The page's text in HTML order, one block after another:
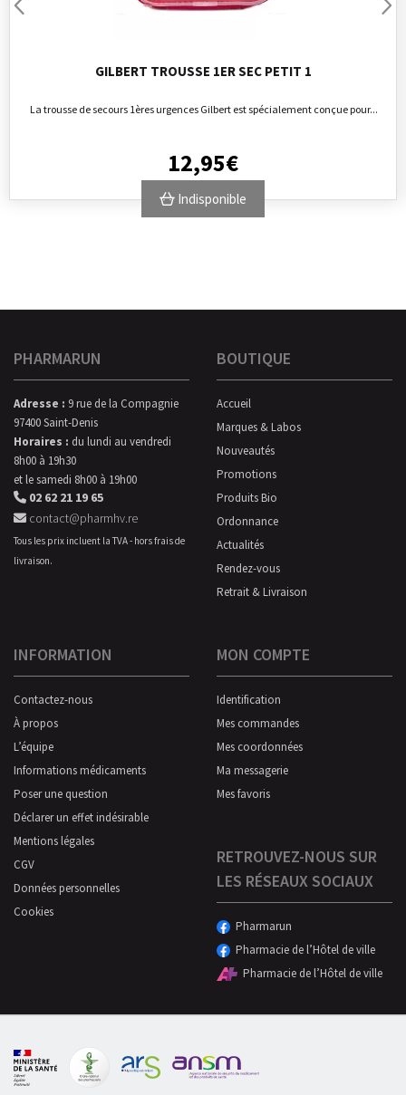
GILBERT TROUSSE 1ER SEC PETIT 1
La trousse de secours 1ères urgences Gilbert est spécialement conçue pour...
12,95€
Indisponible
PHARMARUN
Adresse : 9 rue de la Compagnie
97400 Saint-Denis
Horaires : du lundi au vendredi
8h00 à 19h30
et le samedi 8h00 à 19h00
02 62 21 19 65
contact@pharmhv.re
Tous les prix incluent la TVA - hors frais de
livraison.
BOUTIQUE
Accueil
Marques & Labos
Nouveautés
Promotions
Produits Bio
Ordonnance
Actualités
Rendez-vous
Retrait & Livraison
INFORMATION
Contactez-nous
À propos
L’équipe
Informations médicaments
Poser une question
Déclarer un effet indésirable
Mentions légales
CGV
Données personnelles
Cookies
MON COMPTE
Identification
Mes commandes
Mes coordonnées
Ma messagerie
Mes favoris
RETROUVEZ-NOUS SUR
LES RÉSEAUX SOCIAUX
Pharmarun
Pharmacie de l’Hôtel de ville
Pharmacie de l’Hôtel de ville